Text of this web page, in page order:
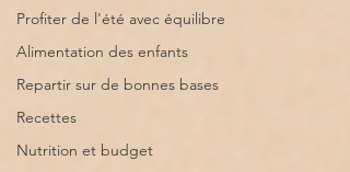
Profiter de l'été avec équilibre
Alimentation des enfants
Repartir sur de bonnes bases
Recettes
Nutrition et budget